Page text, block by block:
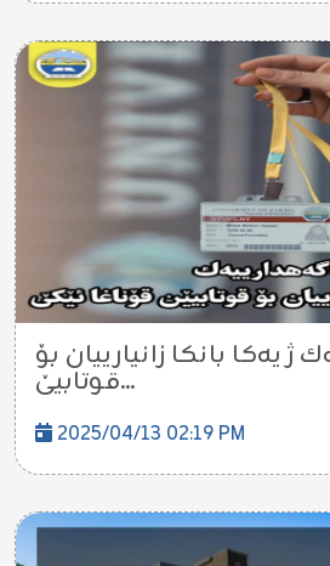
ژ یه‌كا بانكا زانیارییان بۆ
قوتابیێ...
2025/04/13 02:19 PM